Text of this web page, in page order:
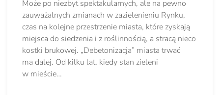
Może po niezbyt spektakularnych, ale na pewno
zauważalnych zmianach w zazielenieniu Rynku,
czas na kolejne przestrzenie miasta, które zyskają
miejsca do siedzenia i z roślinnością, a stracą nieco
kostki brukowej. „Debetonizacja” miasta trwać
ma dalej. Od kilku lat, kiedy stan zieleni
w mieście…